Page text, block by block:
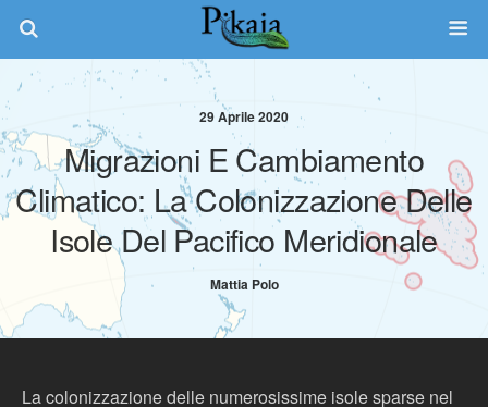
29 Aprile 2020
Migrazioni E Cambiamento
Climatico: La Colonizzazione Delle
Isole Del Pacifico Meridionale
Mattia Polo
La colonizzazione delle numerosissime isole sparse nel